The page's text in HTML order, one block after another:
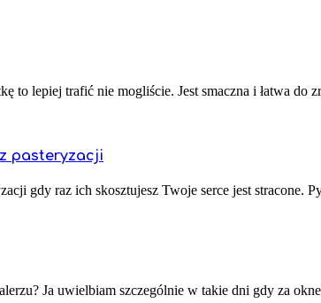
to lepiej trafić nie mogliście. Jest smaczna i łatwa
pasteryzacji
gdy raz ich skosztujesz Twoje serce jest stracone.
Ja uwielbiam szczególnie w takie dni gdy za